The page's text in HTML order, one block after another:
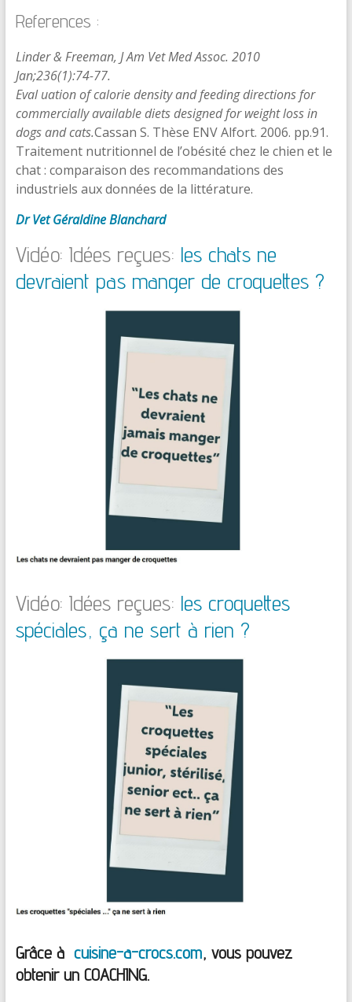
References :
Linder & Freeman, J Am Vet Med Assoc. 2010
Jan;236(1):74-77.
Eval uation of calorie density and feeding directions for
commercially available diets designed for weight loss in
dogs and cats.Cassan S. Thèse ENV Alfort. 2006. pp.91.
Traitement nutritionnel de l’obésité chez le chien et le
chat : comparaison des recommandations des
industriels aux données de la littérature.
Dr Vet Géraldine Blanchard
Vidéo: Idées reçues: les chats ne
devraient pas manger de croquettes ?
Vidéo: Idées reçues: les croquettes
spéciales, ça ne sert à rien ?
Grâce à cuisine-a-crocs.com, vous pouvez
obtenir un COACHING.